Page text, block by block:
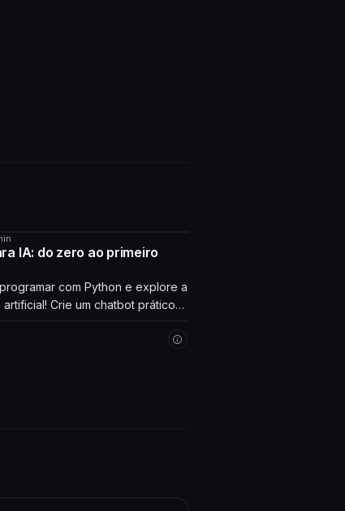
IA: do zero ao primeiro
com Python e explore a
Crie um chatbot prático